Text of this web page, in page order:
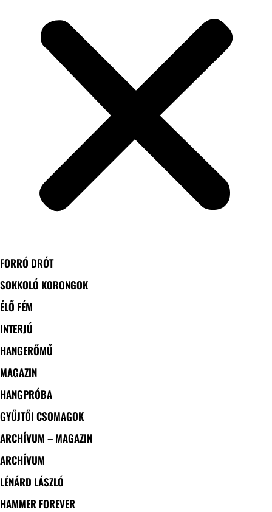
FORRÓ DRÓT
SOKKOLÓ KORONGOK
ÉLŐ FÉM
INTERJÚ
HANGERŐMŰ
MAGAZIN
HANGPRÓBA
GYŰJTŐI CSOMAGOK
ARCHÍVUM – MAGAZIN
ARCHÍVUM
LÉNÁRD LÁSZLÓ
HAMMER FOREVER